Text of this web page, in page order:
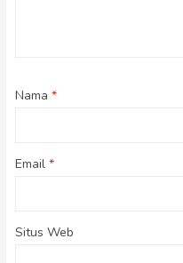
Nama *
Email *
Situs Web